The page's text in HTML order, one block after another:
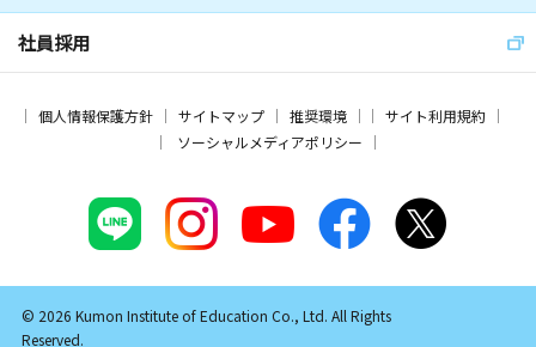
社員採用
個人情報保護方針 サイトマップ 推奨環境
サイト利用規約
ソーシャルメディアポリシー
© 2026 Kumon Institute of Education Co., Ltd. All Rights
Reserved.